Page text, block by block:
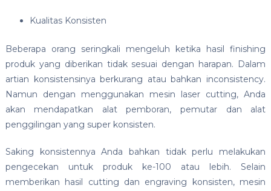
Kualitas Konsisten
Beberapa orang seringkali mengeluh ketika hasil finishing
produk yang diberikan tidak sesuai dengan harapan. Dalam
artian konsistensinya berkurang atau bahkan inconsistency.
Namun dengan menggunakan mesin laser cutting, Anda
akan mendapatkan alat pemboran, pemutar dan alat
penggilingan yang super konsisten.
Saking konsistennya Anda bahkan tidak perlu melakukan
pengecekan untuk produk ke-100 atau lebih. Selain
memberikan hasil cutting dan engraving konsisten, mesin